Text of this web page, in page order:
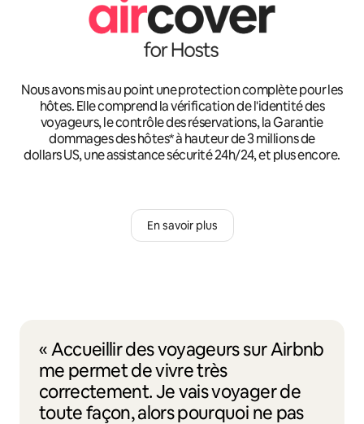
Nous avons mis au point une protection complète pour les
hôtes. Elle comprend la vérification de l'identité des
voyageurs, le contrôle des réservations, la Garantie
dommages des hôtes* à hauteur de 3 millions de
dollars US, une assistance sécurité 24h/24, et plus encore.
En savoir plus
« Accueillir des voyageurs sur Airbnb
me permet de vivre très
correctement. Je vais voyager de
toute façon, alors pourquoi ne pas